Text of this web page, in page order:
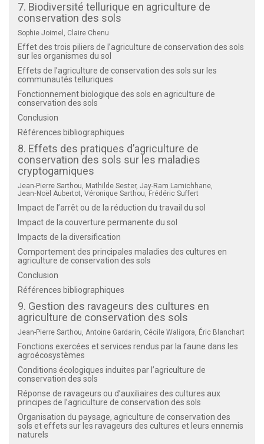
7. Biodiversité tellurique en agriculture de
conservation des sols
Sophie Joimel, Claire Chenu
Effet des trois piliers de l’agriculture de conservation des sols
sur les organismes du sol
Effets de l’agriculture de conservation des sols sur les
communautés telluriques
Fonctionnement biologique des sols en agriculture de
conservation des sols
Conclusion
Références bibliographiques
8. Effets des pratiques d’agriculture de
conservation des sols sur les maladies
cryptogamiques
Jean-Pierre Sarthou, Mathilde Sester, Jay-Ram Lamichhane,
Jean‑Noël Aubertot, Véronique Sarthou, Frédéric Suffert
Impact de l’arrêt ou de la réduction du travail du sol
Impact de la couverture permanente du sol
Impacts de la diversification
Comportement des principales maladies des cultures en
agriculture de conservation des sols
Conclusion
Références bibliographiques
9. Gestion des ravageurs des cultures en
agriculture de conservation des sols
Jean-Pierre Sarthou, Antoine Gardarin, Cécile Waligora, Éric Blanchart
Fonctions exercées et services rendus par la faune dans les
agroécosystèmes
Conditions écologiques induites par l’agriculture de
conservation des sols
Réponse de ravageurs ou d’auxiliaires des cultures aux
principes de l’agriculture de conservation des sols
Organisation du paysage, agriculture de conservation des
sols et effets sur les ravageurs des cultures et leurs ennemis
naturels